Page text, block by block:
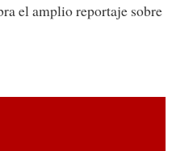
el amplio reportaje sobre